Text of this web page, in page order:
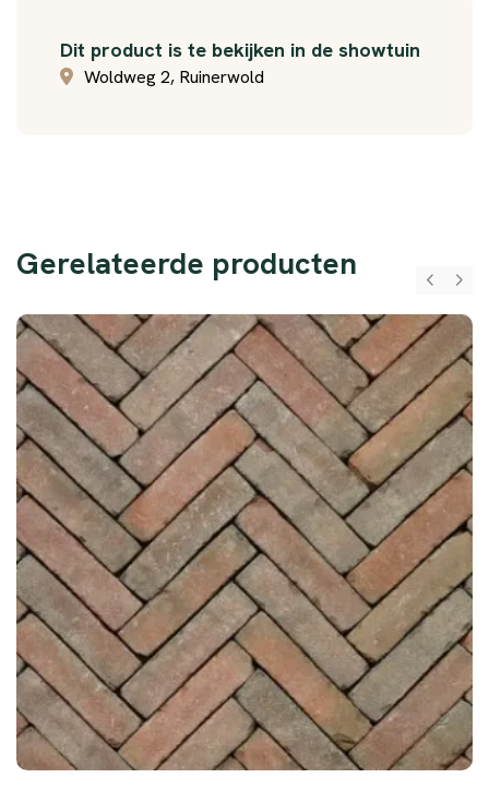
Dit product is te bekijken in de showtuin
Woldweg 2, Ruinerwold
Gerelateerde producten